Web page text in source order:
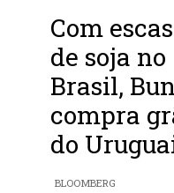
Com
de soja no
Brasil,
compra
do
BLOOMBERG